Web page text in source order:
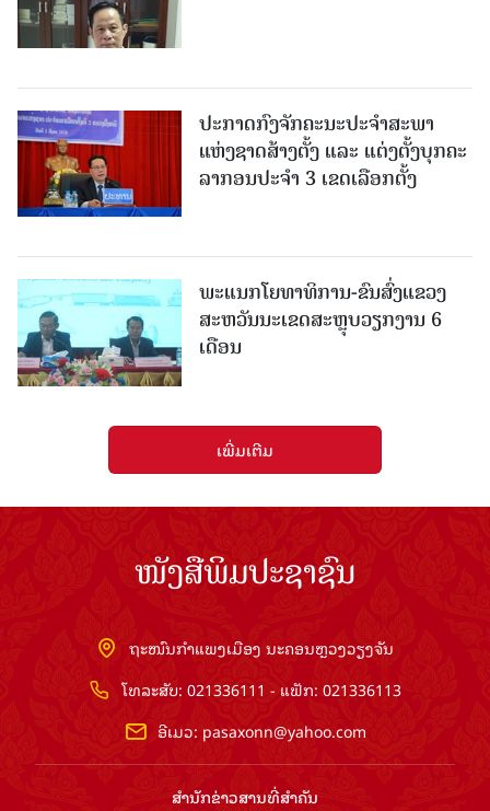
ປະກາດກົງຈັກຄະນະປະຈໍາສະພາ
ແຫ່ງຊາດສ້າງຕັ້ງ ແລະ ແຕ່ງຕັ້ງບຸກຄະ
ລາກອນປະຈໍາ 3 ເຂດເລືອກຕັ້ງ
ພະແນກໂຍທາທິການ-ຂົນສົ່ງແຂວງ
ສະຫວັນນະເຂດສະຫຼຸບວຽກງານ 6
ເດືອນ
ເພີ່ມເຕີມ
ໜັງສືພິມປະຊາຊົນ
ຖະໜົນກຳແພງເມືອງ ນະຄອນຫຼວງວຽງຈັນ
ໂທລະສັບ: 021336111 - ແຟັກ: 021336113
ອີເມວ: pasaxonn@yahoo.com
ສຳ​ນັກ​ຂ່າວ​ສານ​ທີ່​ສຳ​ຄັນ​